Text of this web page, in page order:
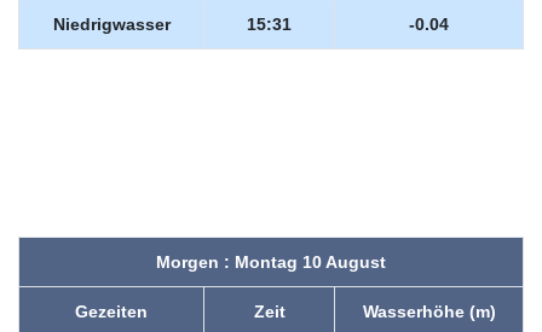
Niedrigwasser 15:31 -0.04
Morgen : Montag 10 August
Gezeiten Zeit Wasserhöhe (m)